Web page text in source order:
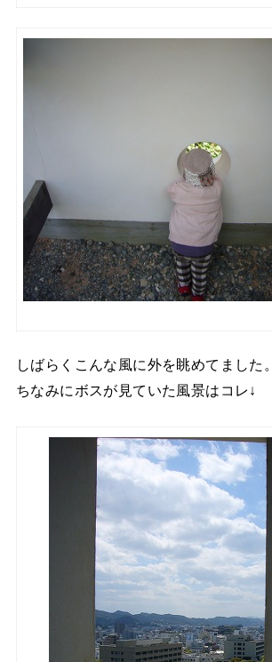
しばらくこんな風に外を眺めてました。
ちなみにボスが見ていた風景はコレ↓